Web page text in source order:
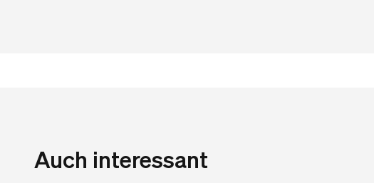
Auch interessant